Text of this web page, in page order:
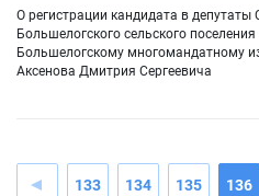
О регистрации кандидата в депутаты
Большелогского сельского
Большелогскому многомандатному
Аксенова Дмитрия Сергеевича
133 134 135 136